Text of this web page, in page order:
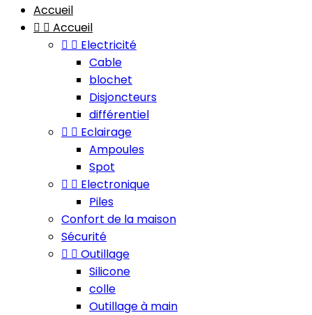
Accueil
  Accueil
  Electricité
Cable
blochet
Disjoncteurs
différentiel
  Eclairage
Ampoules
Spot
  Electronique
Piles
Confort de la maison
Sécurité
  Outillage
Silicone
colle
Outillage à main